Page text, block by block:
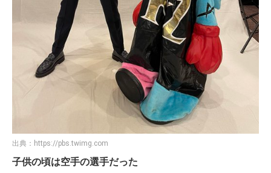
出典： https://pbs.twimg.com
子供の頃は空手の選手だった